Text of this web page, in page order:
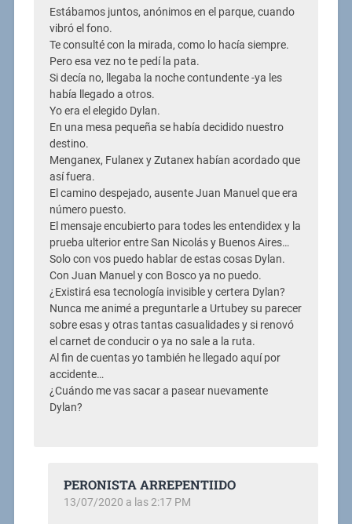
Estábamos juntos, anónimos en el parque, cuando
vibró el fono.
Te consulté con la mirada, como lo hacía siempre.
Pero esa vez no te pedí la pata.
Si decía no, llegaba la noche contundente -ya les
había llegado a otros.
Yo era el elegido Dylan.
En una mesa pequeña se había decidido nuestro
destino.
Menganex, Fulanex y Zutanex habían acordado que
así fuera.
El camino despejado, ausente Juan Manuel que era
número puesto.
El mensaje encubierto para todes les entendidex y la
prueba ulterior entre San Nicolás y Buenos Aires…
Solo con vos puedo hablar de estas cosas Dylan.
Con Juan Manuel y con Bosco ya no puedo.
¿Existirá esa tecnología invisible y certera Dylan?
Nunca me animé a preguntarle a Urtubey su parecer
sobre esas y otras tantas casualidades y si renovó
el carnet de conducir o ya no sale a la ruta.
Al fin de cuentas yo también he llegado aquí por
accidente…
¿Cuándo me vas sacar a pasear nuevamente
Dylan?
PERONISTA ARREPENTIIDO
13/07/2020 a las 2:17 PM